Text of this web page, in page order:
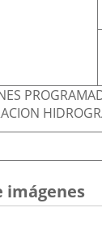
imágenes